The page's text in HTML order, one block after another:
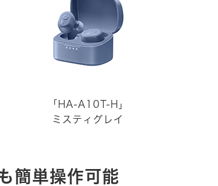
「HA-A10T-H」
ミスティグレイ
簡単操作可能